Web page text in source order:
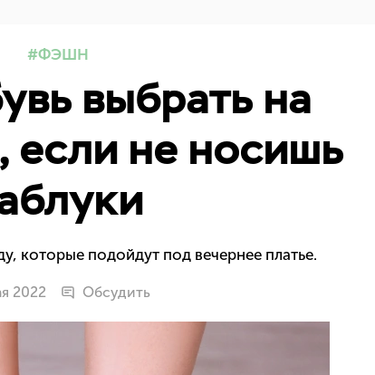
ФЭШН
выбрать на
если не носишь
которые подойдут под вечернее платье.
2022 Обсудить